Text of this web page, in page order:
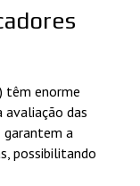
têm enorme
das
garantem a
possibilitando